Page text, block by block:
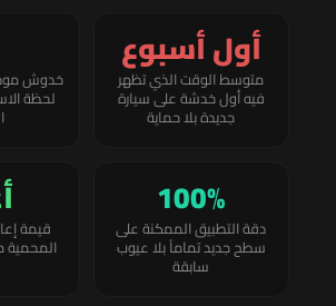
أول أسبوع
متوسط الوقت الذي تظهر
فيه أول خدشة على سيارة
جديدة بلا حماية
خدوش
لحظة
100%
دقة التطبيق الممكنة على
سطح جديد تماماً بلا عيوب
سابقة
قيمة
المحمية